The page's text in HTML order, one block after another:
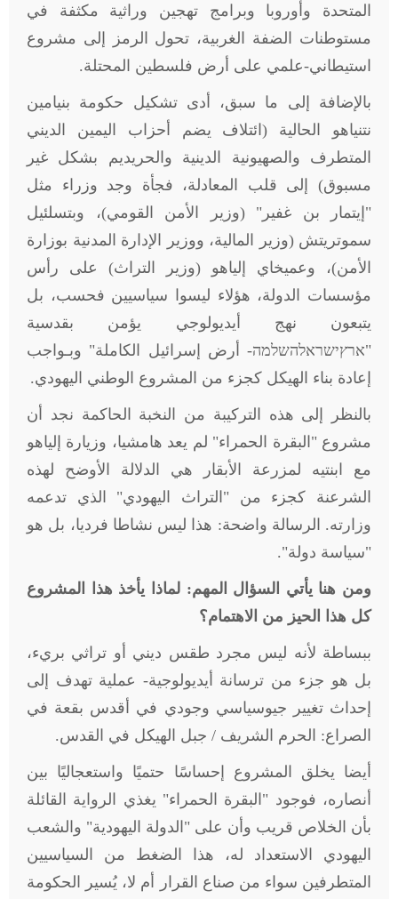
المتحدة وأوروبا وبرامج تهجين وراثية مكثفة في
مستوطنات الضفة الغربية، تحول الرمز إلى مشروع
استيطاني-علمي على أرض فلسطين المحتلة.
بالإضافة إلى ما سبق، أدى تشكيل حكومة بنيامين
نتنياهو الحالية (ائتلاف يضم أحزاب اليمين الديني
المتطرف والصهيونية الدينية والحريديم بشكل غير
مسبوق) إلى قلب المعادلة، فجأة وجد وزراء مثل
"إيتمار بن غفير" (وزير الأمن القومي)، وبتسلئيل
سموتريتش (وزير المالية، ووزير الإدارة المدنية بوزارة
الأمن)، وعميخاي إلياهو (وزير التراث) على رأس
مؤسسات الدولة، هؤلاء ليسوا سياسيين فحسب، بل
يتبعون نهج أيديولوجي يؤمن بقدسية
"ארץישראלהשלמה- أرض إسرائيل الكاملة" وبـواجب
إعادة بناء الهيكل كجزء من المشروع الوطني اليهودي.
بالنظر إلى هذه التركيبة من النخبة الحاكمة نجد أن
مشروع "البقرة الحمراء" لم يعد هامشيا، وزيارة إلياهو
مع ابنتيه لمزرعة الأبقار هي الدلالة الأوضح لهذه
الشرعنة كجزء من "التراث اليهودي" الذي تدعمه
وزارته. الرسالة واضحة: هذا ليس نشاطا فرديا، بل هو
"سياسة دولة".
ومن هنا يأتي السؤال المهم: لماذا يأخذ هذا المشروع
كل هذا الحيز من الاهتمام؟
ببساطة لأنه ليس مجرد طقس ديني أو تراثي بريء،
بل هو جزء من ترسانة أيديولوجية- عملية تهدف إلى
إحداث تغيير جيوسياسي وجودي في أقدس بقعة في
الصراع: الحرم الشريف / جبل الهيكل في القدس.
أيضا يخلق المشروع إحساسًا حتميًا واستعجاليًا بين
أنصاره، فوجود "البقرة الحمراء" يغذي الرواية القائلة
بأن الخلاص قريب وأن على "الدولة اليهودية" والشعب
اليهودي الاستعداد له، هذا الضغط من السياسيين
المتطرفين سواء من صناع القرار أم لا، يُسير الحكومة